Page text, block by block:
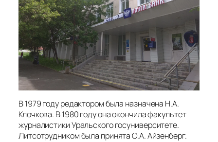
В 1979 году редактором была назначена Н.А.
Клочкова. В 1980 году она окончила факультет
журналистики Уральского госуниверситете.
Литсотрудником была принята О.А. Айзенберг.